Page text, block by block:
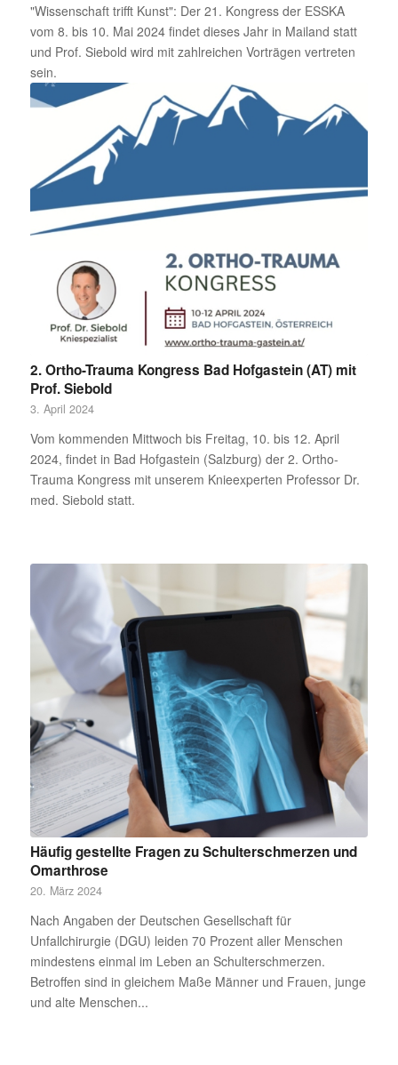
"Wissenschaft trifft Kunst": Der 21. Kongress der ESSKA
vom 8. bis 10. Mai 2024 findet dieses Jahr in Mailand statt
und Prof. Siebold wird mit zahlreichen Vorträgen vertreten
sein.
2. Ortho-Trauma Kongress Bad Hofgastein (AT) mit
Prof. Siebold
3. April 2024
Vom kommenden Mittwoch bis Freitag, 10. bis 12. April
2024, findet in Bad Hofgastein (Salzburg) der 2. Ortho-
Trauma Kongress mit unserem Knieexperten Professor Dr.
med. Siebold statt.
Häufig gestellte Fragen zu Schulterschmerzen und
Omarthrose
20. März 2024
Nach Angaben der Deutschen Gesellschaft für
Unfallchirurgie (DGU) leiden 70 Prozent aller Menschen
mindestens einmal im Leben an Schulterschmerzen.
Betroffen sind in gleichem Maße Männer und Frauen, junge
und alte Menschen...